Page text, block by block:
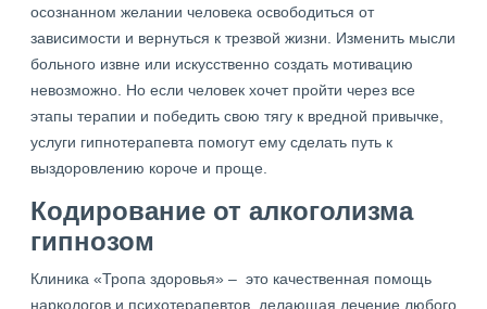
осознанном желании человека освободиться от
зависимости и вернуться к трезвой жизни. Изменить мысли
больного извне или искусственно создать мотивацию
невозможно. Но если человек хочет пройти через все
этапы терапии и победить свою тягу к вредной привычке,
услуги гипнотерапевта помогут ему сделать путь к
выздоровлению короче и проще.
Кодирование от алкоголизма
гипнозом
Клиника «Тропа здоровья» – это качественная помощь
наркологов и психотерапевтов, делающая лечение любого